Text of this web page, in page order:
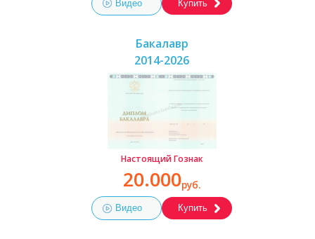
Видео Купить
Бакалавр
2014-2026
Настоящий Гознак
20.000руб.
Видео Купить